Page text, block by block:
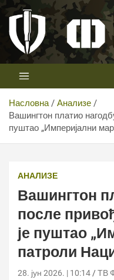
Скип
цонтент
Први војни канал у
Насловна
Анализе
Вашингтон платио
пуштао „Империјални
Вашингтон платио
АНАЛИЗЕ
Вашингтон
после
је пуштао
патроли
28. јун 2026. | 10:14 ТВ